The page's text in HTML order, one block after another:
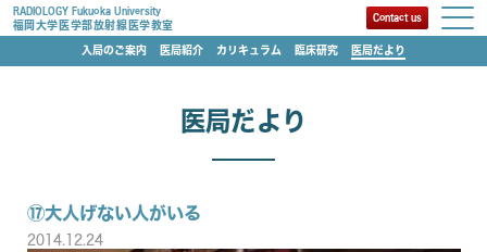
RADIOLOGY Fukuoka University
福岡大学医学部放射線医学教室
Contact us
入局のご案内 医局紹介 カリキュラム 臨床研究 医局だより
医局だより
⑰大人げない人がいる
2014.12.24